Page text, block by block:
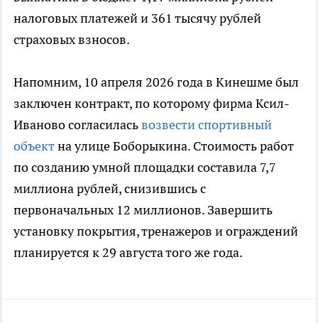
налоговых платежей и 361 тысячу рублей
страховых взносов.
Напомним, 10 апреля 2026 года в Кинешме был
заключен контракт, по которому фирма Ксил-
Иваново согласиласьвозвести спортивный
объектна улице Боборыкина. Стоимость работ
по созданию умной площадки составила 7,7
миллиона рублей, снизившись с
первоначальных 12 миллионов. Завершить
установку покрытия, тренажеров и ограждений
планируется к 29 августа того же года.